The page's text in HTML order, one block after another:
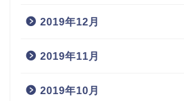
2019年12月
2019年11月
2019年10月